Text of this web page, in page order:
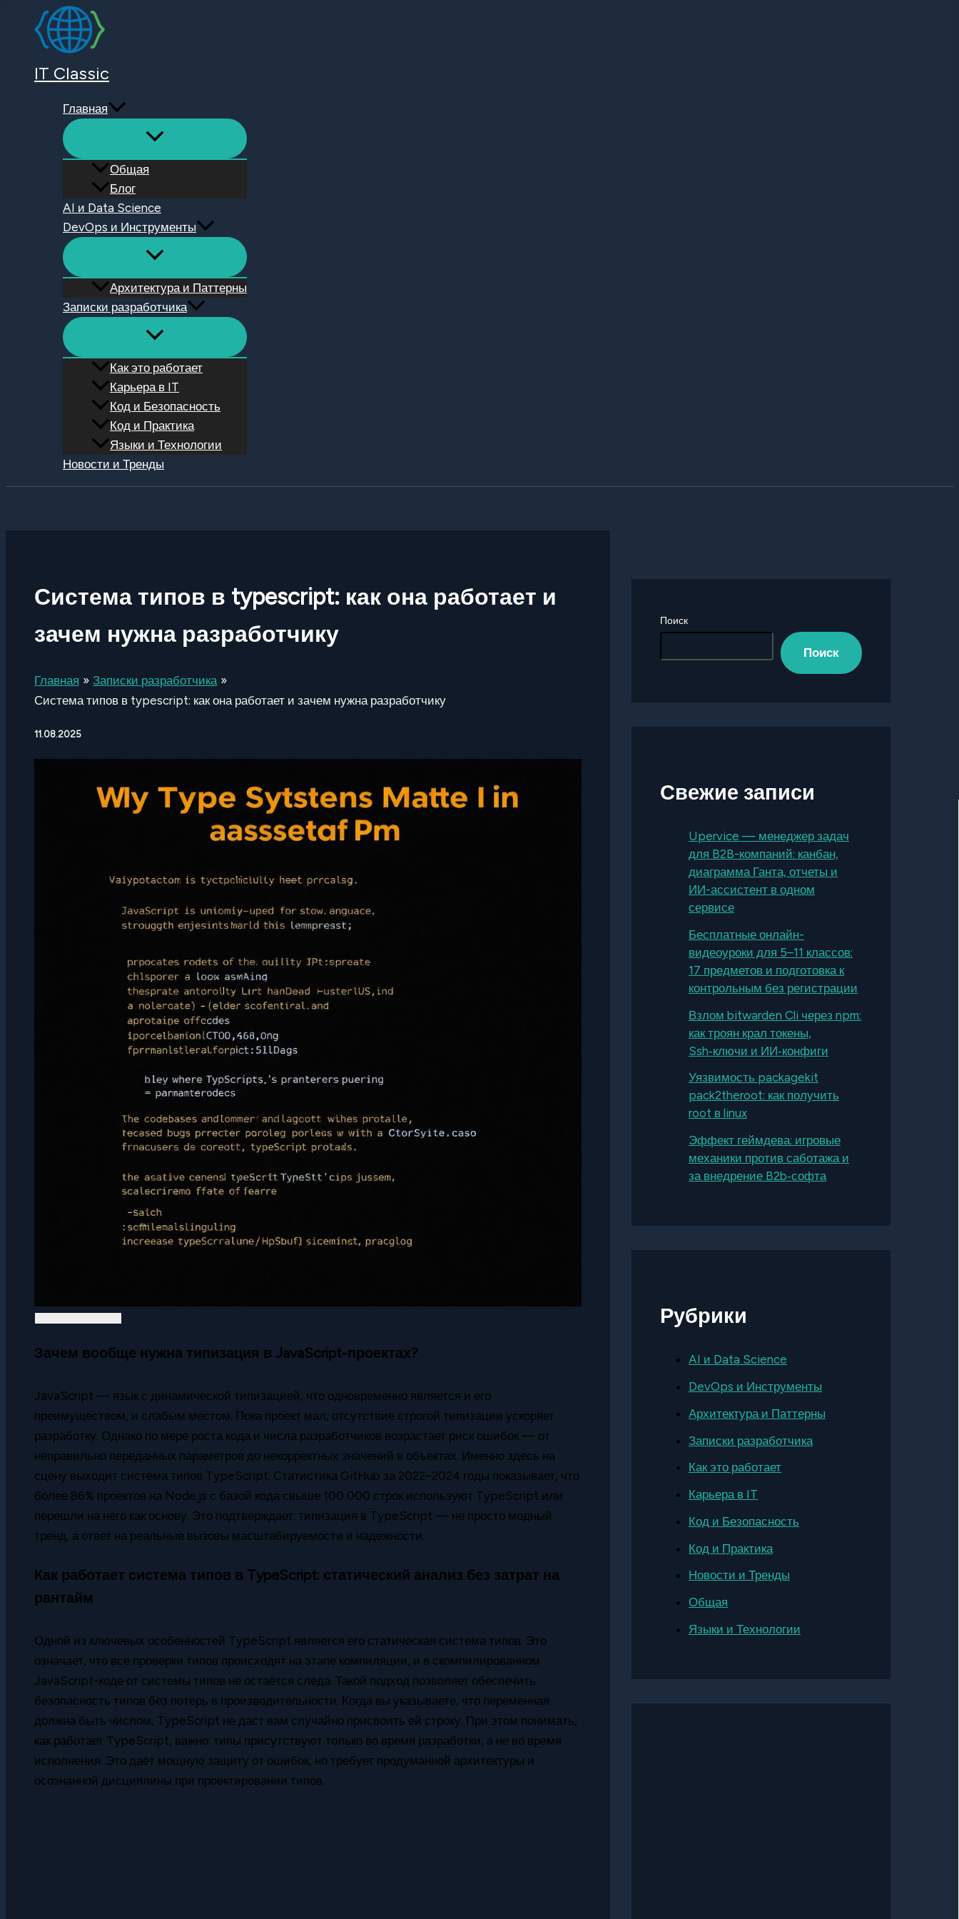
Перейти
содержимому
IT Classic
Главная
Общая
Блог
AI и Data Science
DevOps и Инструменты
Архитектура и Паттерны
Записки разработчика
Как это работает
Карьера в IT
Код и Безопасность
Код и Практика
Языки и Технологии
Новости и Тренды
Система типов в typescript: как она работает и
зачем нужна разработчику
Главная
Записки разработчика
Система типов в typescript: как она работает и зачем нужна разработчику
11.08.2025
Зачем вообще нужна типизация в JavaScript-проектах?
JavaScript — язык с динамической типизацией, что одновременно является и его
преимуществом, и слабым местом. Пока проект мал, отсутствие строгой типизации ускоряет
разработку. Однако по мере роста кода и числа разработчиков возрастает риск ошибок — от
неправильно переданных параметров до некорректных значений в объектах. Именно здесь на
сцену выходит система типов TypeScript. Статистика GitHub за 2022–2024 годы показывает, что
более 86% проектов на Node.js с базой кода свыше 100 000 строк используют TypeScript или
перешли на него как основу. Это подтверждает: типизация в TypeScript — не просто модный
тренд, а ответ на реальные вызовы масштабируемости и надежности.
Как работает система типов в TypeScript: статический анализ без затрат на
рантайм
Одной из ключевых особенностей TypeScript является его статическая система типов. Это
означает, что все проверки типов происходят на этапе компиляции, и в скомпилированном
JavaScript-коде от системы типов не остаётся следа. Такой подход позволяет обеспечить
безопасность типов без потерь в производительности. Когда вы указываете, что переменная
должна быть числом, TypeScript не даст вам случайно присвоить ей строку. При этом понимать,
как работает TypeScript, важно: типы присутствуют только во время разработки, а не во время
исполнения. Это даёт мощную защиту от ошибок, но требует продуманной архитектуры и
осознанной дисциплины при проектировании типов.
Поиск
Поиск
Свежие записи
Upervice — менеджер задач
для B2B-компаний: канбан,
диаграмма Ганта, отчеты и
ИИ-ассистент в одном
сервисе
Бесплатные онлайн-
видеоуроки для 5–11 классов:
17 предметов и подготовка к
контрольным без регистрации
Взлом bitwarden Cli через npm:
как троян крал токены,
Ssh‑ключи и ИИ‑конфиги
Уязвимость packagekit
pack2theroot: как получить
root в linux
Эффект геймдева: игровые
механики против саботажа и
за внедрение B2b‑софта
Рубрики
AI и Data Science
DevOps и Инструменты
Архитектура и Паттерны
Записки разработчика
Как это работает
Карьера в IT
Код и Безопасность
Код и Практика
Новости и Тренды
Общая
Языки и Технологии